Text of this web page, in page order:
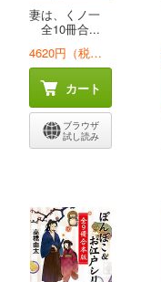
妻は、くノ一
全10冊合...
4620円（税込）
カート
ブラウザ
試し読み